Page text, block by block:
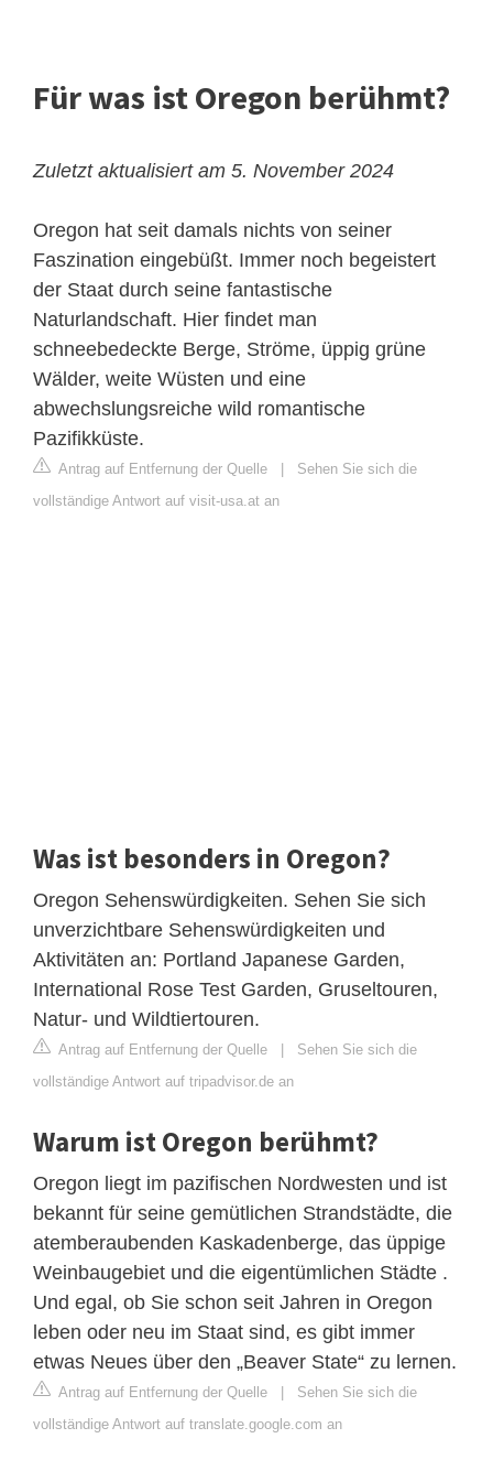
Für was ist Oregon berühmt?
Zuletzt aktualisiert am 5. November 2024
Oregon hat seit damals nichts von seiner
Faszination eingebüßt. Immer noch begeistert
der Staat durch seine fantastische
Naturlandschaft. Hier findet man
schneebedeckte Berge, Ströme, üppig grüne
Wälder, weite Wüsten und eine
abwechslungsreiche wild romantische
Pazifikküste.
Antrag auf Entfernung der Quelle
Sehen Sie sich die
vollständige Antwort auf visit-usa.at an
Was ist besonders in Oregon?
Oregon Sehenswürdigkeiten. Sehen Sie sich
unverzichtbare Sehenswürdigkeiten und
Aktivitäten an: Portland Japanese Garden,
International Rose Test Garden, Gruseltouren,
Natur- und Wildtiertouren.
Antrag auf Entfernung der Quelle
Sehen Sie sich die
vollständige Antwort auf tripadvisor.de an
Warum ist Oregon berühmt?
Oregon liegt im pazifischen Nordwesten und ist
bekannt für seine gemütlichen Strandstädte, die
atemberaubenden Kaskadenberge, das üppige
Weinbaugebiet und die eigentümlichen Städte .
Und egal, ob Sie schon seit Jahren in Oregon
leben oder neu im Staat sind, es gibt immer
etwas Neues über den „Beaver State“ zu lernen.
Antrag auf Entfernung der Quelle
Sehen Sie sich die
vollständige Antwort auf translate.google.com an